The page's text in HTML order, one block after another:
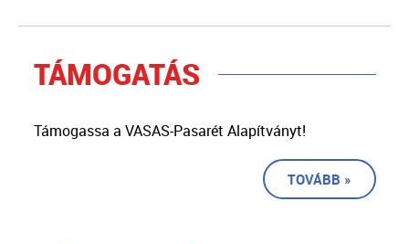
TÁMOGATÁS
Támogassa a VASAS-Pasarét Alapítványt!
TOVÁBB »